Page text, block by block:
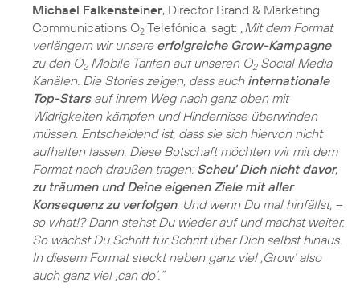
Michael Falkensteiner, Director Brand & Marketing
Communications O2 Telefónica, sagt: „Mit dem Format
verlängern wir unsere erfolgreiche Grow-Kampagne
zu den O2Mobile Tarifen auf unseren O2Social Media
Kanälen. Die Stories zeigen, dass auch internationale
Top-Starsauf ihrem Weg nach ganz oben mit
Widrigkeiten kämpfen und Hindernisse überwinden
müssen. Entscheidend ist, dass sie sich hiervon nicht
aufhalten lassen. Diese Botschaft möchten wir mit dem
Format nach draußen tragen: Scheu' Dich nicht davor,
zu träumen und Deine eigenen Ziele mit aller
Konsequenz zu verfolgen. Und wenn Du mal hinfällst, –
so what!? Dann stehst Du wieder auf und machst weiter.
So wächst Du Schritt für Schritt über Dich selbst hinaus.
In diesem Format steckt neben ganz viel ‚Grow‘ also
auch ganz viel ‚can do‘.“